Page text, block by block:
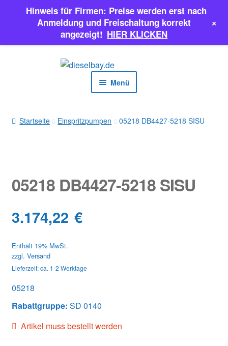
Menü
SALE
Classic Parts
Startseite Einspritzpumpen 05218 DB4427-5218 SISU
05218 DB4427-5218 SISU
3.174,22 €
Enthält 19% MwSt.
zzgl. Versand
Lieferzeit: ca. 1-2 Werktage
05218
Rabattgruppe: SD 0140
Artikel muss bestellt werden
Hinweis für Firmen: Preise werden erst nach
Anmeldung und Freischaltung korrekt
angezeigt! HIER KLICKEN
+